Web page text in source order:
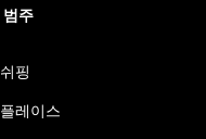
범주
핑
레이스